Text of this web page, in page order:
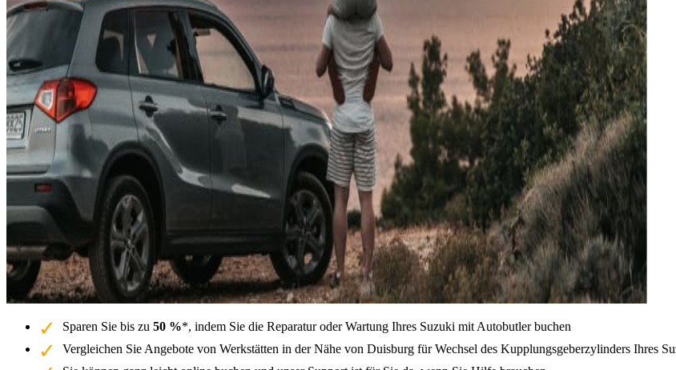
Sparen Sie bis zu 50 %*, indem Sie die Reparatur oder Wartung Ihres Suzuki mit Autobutler buchen
Vergleichen Sie Angebote von Werkstätten in der Nähe von Duisburg für Wechsel des Kupplungsgeberzylinders Ihres